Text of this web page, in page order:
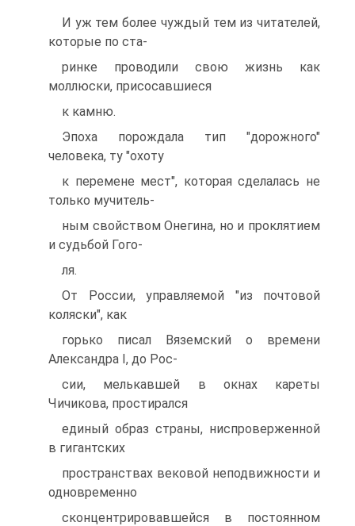
И уж тем более чуждый тем из читателей,
которые по ста-
ринке проводили свою жизнь как
моллюски, присосавшиеся
к камню.
Эпоха порождала тип "дорожного"
человека, ту "охоту
к перемене мест", которая сделалась не
только мучитель-
ным свойством Онегина, но и проклятием
и судьбой Гого-
ля.
От России, управляемой "из почтовой
коляски", как
горько писал Вяземский о времени
Александра I, до Рос-
сии, мелькавшей в окнах кареты
Чичикова, простирался
единый образ страны, ниспроверженной
в гигантских
пространствах вековой неподвижности и
одновременно
сконцентрировавшейся в постоянном